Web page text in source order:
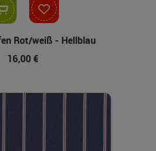
Rot/weiß - Hellblau
16,00 €